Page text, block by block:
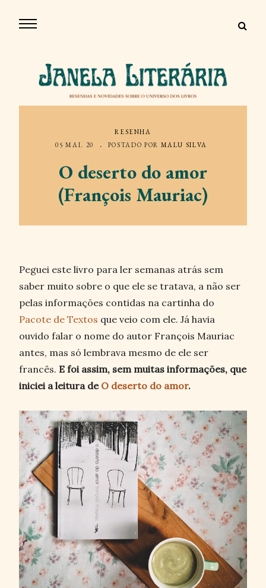
RESENHA
05 MAI. 20
POSTADO POR MALU SILVA
O deserto do amor
(François Mauriac)
Peguei este livro para ler semanas atrás sem
saber muito sobre o que ele se tratava, a não ser
pelas informações contidas na cartinha do
Pacote de Textos que veio com ele. Já havia
ouvido falar o nome do autor François Mauriac
antes, mas só lembrava mesmo de ele ser
francês. E foi assim, sem muitas informações, que
iniciei a leitura de O deserto do amor.